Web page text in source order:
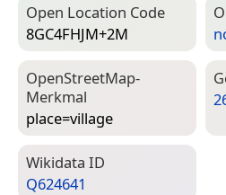
Open Location Code
8GC4FHJM+2M
Open­Street­Map-
Merkmal
place=­village
Wiki­data ID
Q624641